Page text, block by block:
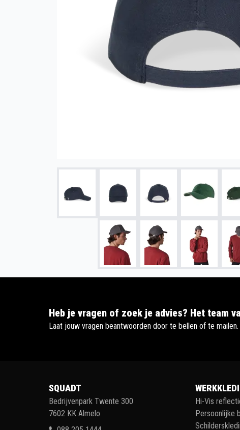
Heb je vragen of zoek je advies? Het team
Laat jouw vragen beantwoorden door te bellen of te mailen.
SQUADT
Bedrijvenpark Twente 300
7602 KK Almelo
Hi-Vis
Persoonlijke